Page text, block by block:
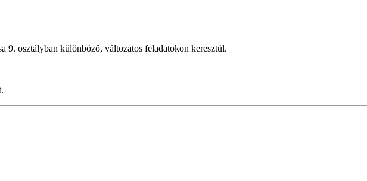
9. osztályban különböző, változatos feladatokon keresztül.